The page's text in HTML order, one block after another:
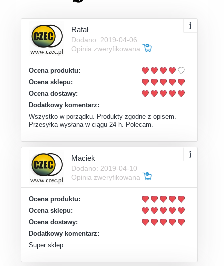
Rafał
Dodano: 2019-04-06
Opinia zweryfikowana
Ocena produktu:
Ocena sklepu:
Ocena dostawy:
Dodatkowy komentarz:
Wszystko w porządku. Produkty zgodne z opisem.
Przesyłka wysłana w ciągu 24 h. Polecam.
Maciek
Dodano: 2019-04-10
Opinia zweryfikowana
Ocena produktu:
Ocena sklepu:
Ocena dostawy:
Dodatkowy komentarz:
Super sklep